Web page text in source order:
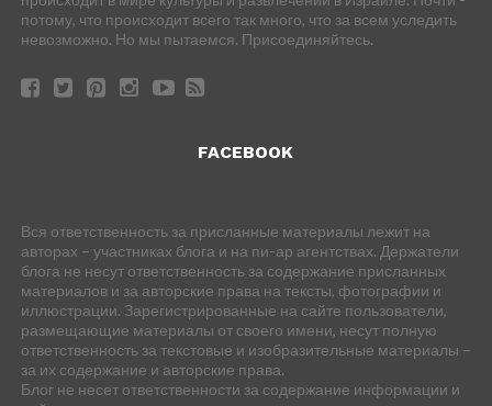
потому, что происходит всего так много, что за всем уследить
невозможно. Но мы пытаемся. Присоединяйтесь.
FACEBOOK
Вся ответственность за присланные материалы лежит на
авторах – участниках блога и на пи-ар агентствах. Держатели
блога не несут ответственность за содержание присланных
материалов и за авторские права на тексты, фотографии и
иллюстрации. Зарегистрированные на сайте пользователи,
размещающие материалы от своего имени, несут полную
ответственность за текстовые и изобразительные материалы –
за их содержание и авторские права.
Блог не несет ответственности за содержание информации и